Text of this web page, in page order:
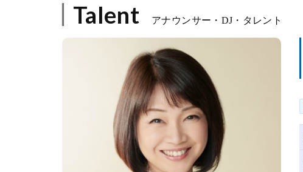
Talent アナウンサー・DJ・タレント